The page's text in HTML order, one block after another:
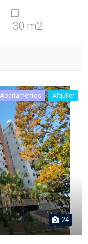
30 m2
Apartamentos Alquiler
24